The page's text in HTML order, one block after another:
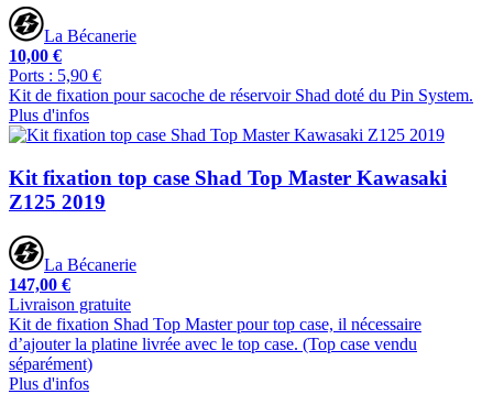
La Bécanerie
10,00 €
Ports : 5,90 €
Kit de fixation pour sacoche de réservoir Shad doté du Pin System.
Plus d'infos
Kit fixation top case Shad Top Master Kawasaki
Z125 2019
La Bécanerie
147,00 €
Livraison gratuite
Kit de fixation Shad Top Master pour top case, il nécessaire
d’ajouter la platine livrée avec le top case. (Top case vendu
séparément)
Plus d'infos